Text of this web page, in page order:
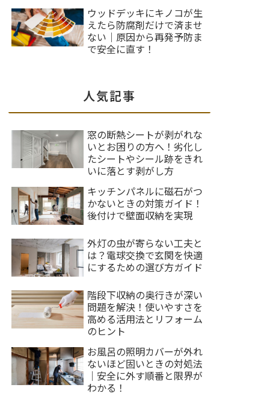
ウッドデッキにキノコが生
えたら防腐剤だけで済ませ
ない｜原因から再発予防ま
で安全に直す！
人気記事
窓の断熱シートが剥がれな
いとお困りの方へ！劣化し
たシートやシール跡をきれ
いに落とす剥がし方
キッチンパネルに磁石がつ
かないときの対策ガイド！
後付けで壁面収納を実現
外灯の虫が寄らない工夫と
は？電球交換で玄関を快適
にするための選び方ガイド
階段下収納の奥行きが深い
問題を解決！使いやすさを
高める活用法とリフォーム
のヒント
お風呂の照明カバーが外れ
ないほど固いときの対処法
｜安全に外す順番と限界が
わかる！